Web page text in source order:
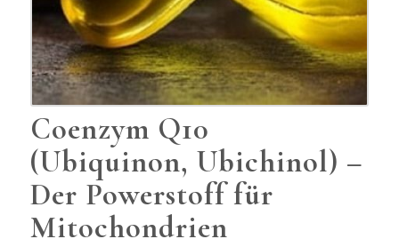
Coenzym Q10
(Ubiquinon, Ubichinol) –
Der Powerstoff für
Mitochondrien